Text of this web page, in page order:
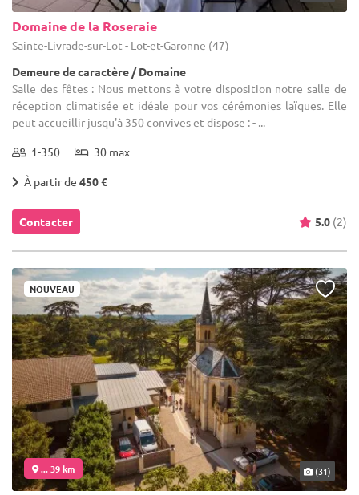
Domaine de la Roseraie
Sainte-Livrade-sur-Lot - Lot-et-Garonne (47)
Demeure de caractère / Domaine
Salle des fêtes : Nous mettons à votre disposition notre salle de
réception climatisée et idéale pour vos cérémonies laïques. Elle
peut accueillir jusqu'à 350 convives et dispose : - ...
1-350 30 max
À partir de 450 €
Contacter 5.0 (2)
NOUVEAU
... 39 km (31)